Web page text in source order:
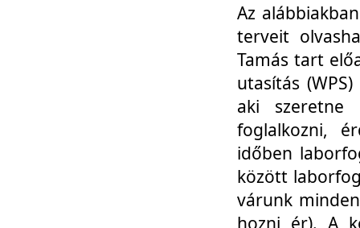
Az
terveit
Tamás tart
utasítás
aki szeretne
foglalkozni,
időben
között
várunk
hozni ér). A